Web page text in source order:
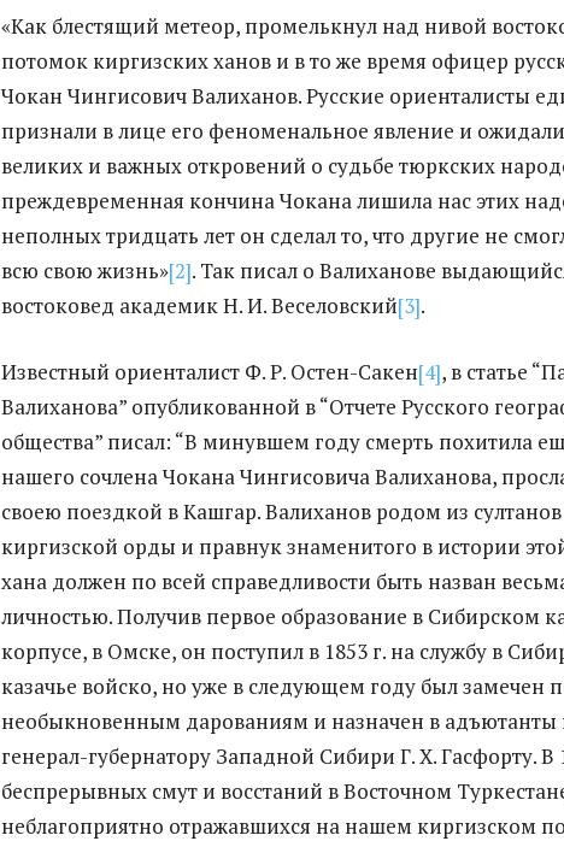
«Как блестящий метеор, промелькнул над нивой
потомок киргизских ханов и в то же время офицер
Чокан Чингисович Валиханов. Русские ориенталисты
признали в лице его феноменальное явление и
великих и важных откровений о судьбе тюркских
преждевременная кончина Чокана лишила нас этих
неполных тридцать лет он сделал то, что другие не
всю свою жизнь»[2]. Так писал о Валиханове
востоковед академик Н. И. Веселовский[3].
Известный ориенталист Ф. Р. Остен-Сакен[4], в статье
Валиханова” опубликованной в “Отчете Русского
общества” писал: “В минувшем году смерть похитила
нашего сочлена Чокана Чингисовича Валиханова,
своею поездкой в Кашгар. Валиханов родом из
киргизской орды и правнук знаменитого в истории
хана должен по всей справедливости быть назван
личностью. Получив первое образование в Сибирском
корпусе, в Омске, он поступил в 1853 г. на службу в
казачье войско, но уже в следующем году был замечен
необыкновенным дарованиям и назначен в адъютанты
генерал-губернатору Западной Сибири Г. X. Гасфорту. В
беспрерывных смут и восстаний в Восточном
неблагоприятно отражавшихся на нашем киргизском